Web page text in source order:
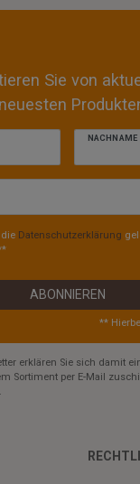
Sie von
NACHNAME
Daten­schutz­erklärung
ABONNIEREN
**
erklären Sie sich damit
Sortiment per E-Mail